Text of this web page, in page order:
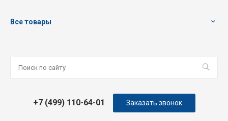
Все товары
+7 (499) 110-64-01 Заказать звонок